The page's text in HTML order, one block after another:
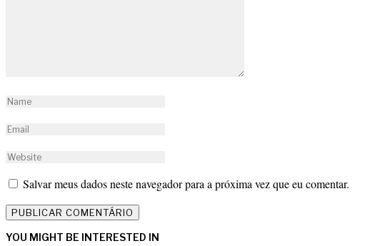
Salvar meus dados neste navegador para a próxima vez que eu comentar.
YOU MIGHT BE INTERESTED IN